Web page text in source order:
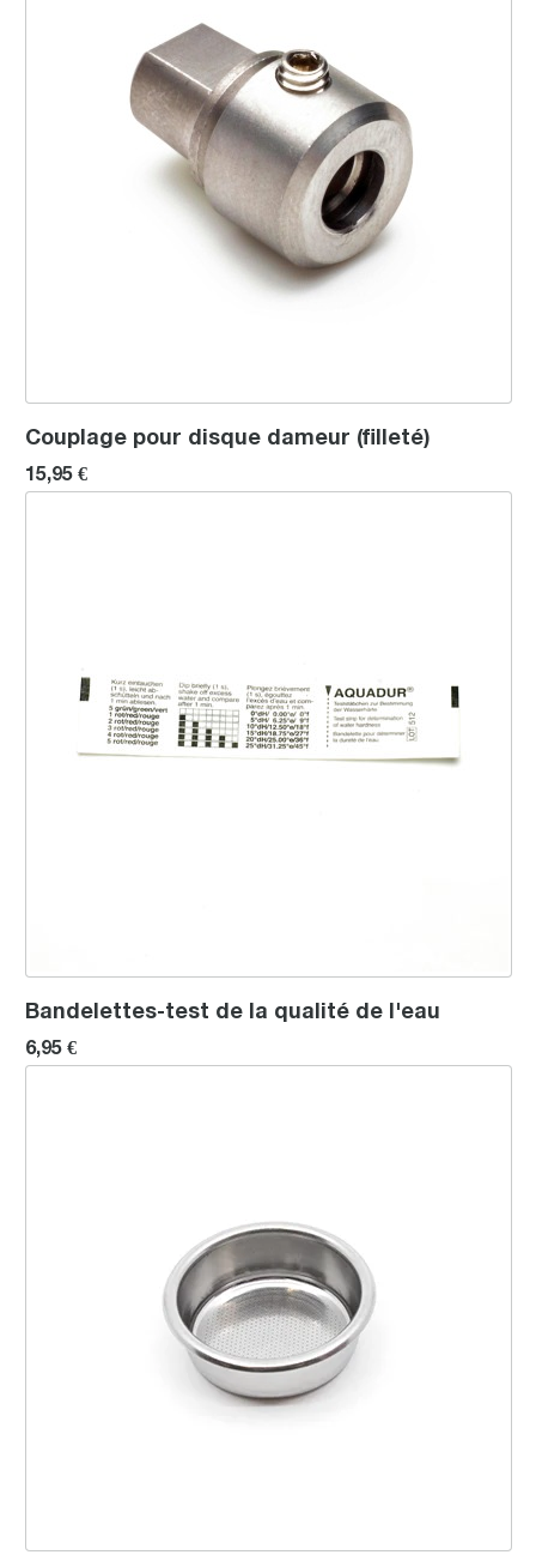
Couplage pour disque dameur (filleté)
15,95 €
Bandelettes-test de la qualité de l'eau
Bandelettes-test de la qualité de l'eau
6,95 €
Filtre de 58mm de diamètre